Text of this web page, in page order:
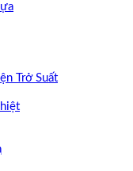
Trở Suất